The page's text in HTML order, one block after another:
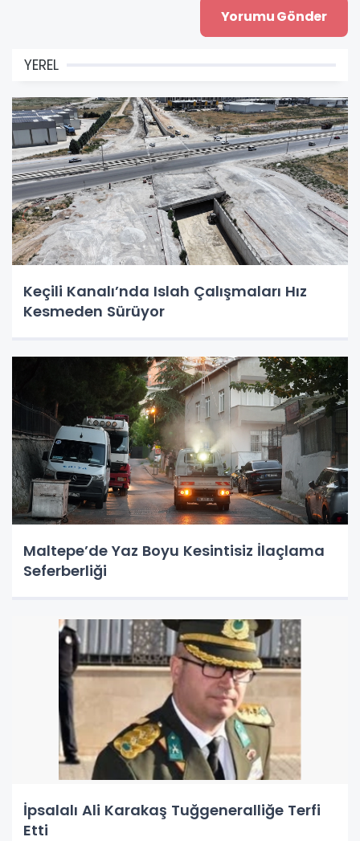
YEREL
Keçili Kanalı’nda Islah Çalışmaları Hız
Kesmeden Sürüyor
Maltepe’de Yaz Boyu Kesintisiz İlaçlama
Seferberliği
İpsalalı Ali Karakaş Tuğgeneralliğe Terfi
Etti